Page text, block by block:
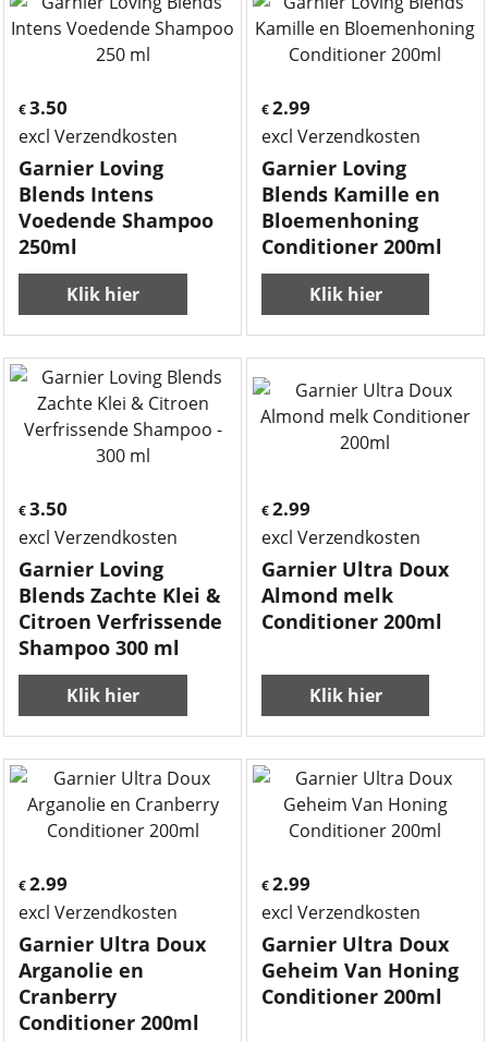
€ 3.50
excl Verzendkosten
Garnier Loving
Blends Intens
Voedende Shampoo
250ml
Klik hier
€2.99
excl Verzendkosten
Garnier Loving
Blends Kamille en
Bloemenhoning
Conditioner 200ml
Klik hier
€ 3.50
excl Verzendkosten
Garnier Loving
Blends Zachte Klei &
Citroen Verfrissende
Shampoo 300 ml
Klik hier
€2.99
excl Verzendkosten
Garnier Ultra Doux
Almond melk
Conditioner 200ml
Klik hier
€ 2.99
excl Verzendkosten
Garnier Ultra Doux
Arganolie en
Cranberry
Conditioner 200ml
€2.99
excl Verzendkosten
Garnier Ultra Doux
Geheim Van Honing
Conditioner 200ml